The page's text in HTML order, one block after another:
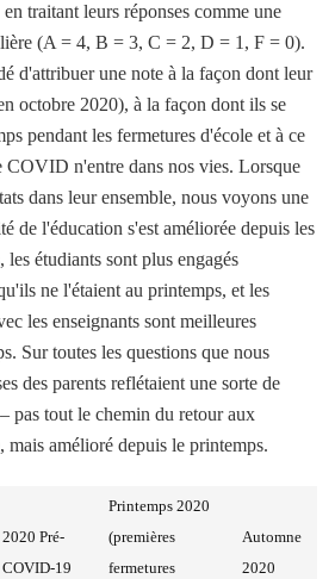
traitant leurs réponses comme une
(A = 4, B = 3, C = 2, D = 1, F = 0).
d'attribuer une note à la façon dont leur
octobre 2020), à la façon dont ils se
pendant les fermetures d'école et à ce
COVID n'entre dans nos vies. Lorsque
dans leur ensemble, nous voyons une
de l'éducation s'est améliorée depuis les
étudiants sont plus engagés
ne l'étaient au printemps, et les
les enseignants sont meilleures
Sur toutes les questions que nous
des parents reflétaient une sorte de
pas tout le chemin du retour aux
amélioré depuis le printemps.
2020 Pré-
COVID-19
Printemps 2020
(premières
fermetures
Automne
2020